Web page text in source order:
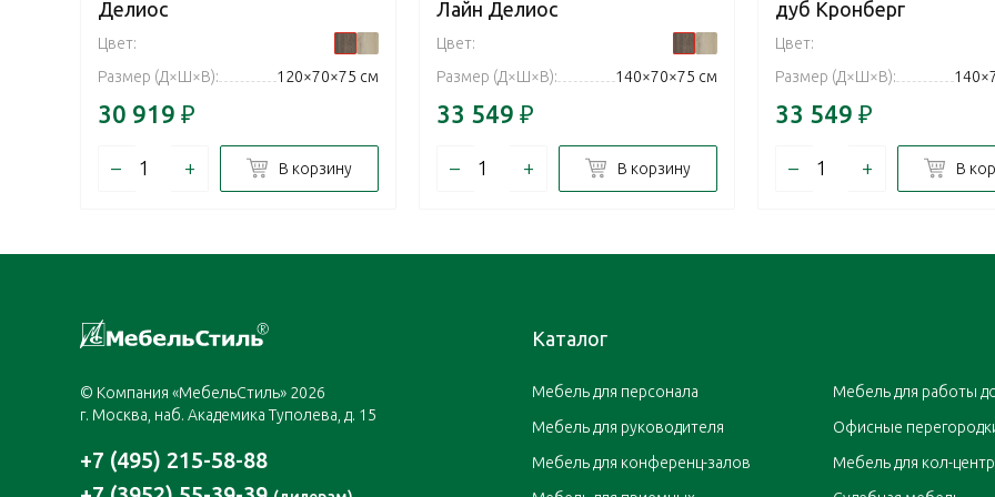
Делиос
Цвет:
Размер (Д×Ш×В):
120×70×75 см
30 919 ₽
– + В корзину
Лайн Делиос
Цвет:
Размер (Д×Ш×В):
140×70×75 см
33 549 ₽
– + В корзину
дуб Кронберг
Цвет:
Размер (Д×Ш×В):
33 549 ₽
– + В
© Компания «МебельСтиль» 2026
г. Москва, наб. Академика Туполева, д. 15
+7 (495) 215-58-88
Каталог
Мебель для персонала
Мебель для руководителя
Мебель для конференц-залов
Мебель для работы
Офисные
Мебель для кол-